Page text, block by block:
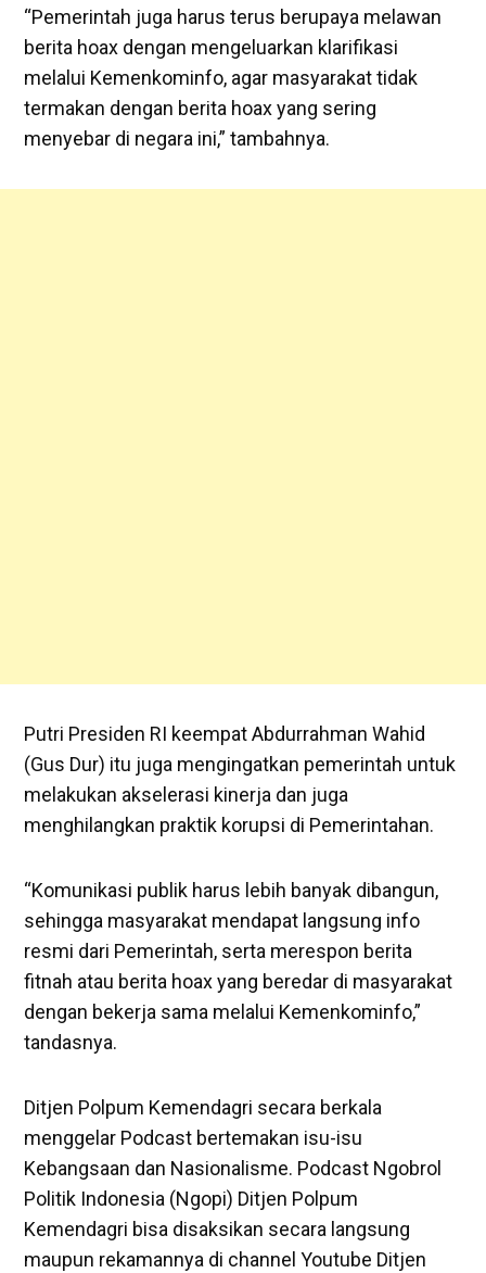
“Pemerintah juga harus terus berupaya melawan
berita hoax dengan mengeluarkan klarifikasi
melalui Kemenkominfo, agar masyarakat tidak
termakan dengan berita hoax yang sering
menyebar di negara ini,” tambahnya.
Putri Presiden RI keempat Abdurrahman Wahid
(Gus Dur) itu juga mengingatkan pemerintah untuk
melakukan akselerasi kinerja dan juga
menghilangkan praktik korupsi di Pemerintahan.
“Komunikasi publik harus lebih banyak dibangun,
sehingga masyarakat mendapat langsung info
resmi dari Pemerintah, serta merespon berita
fitnah atau berita hoax yang beredar di masyarakat
dengan bekerja sama melalui Kemenkominfo,”
tandasnya.
Ditjen Polpum Kemendagri secara berkala
menggelar Podcast bertemakan isu-isu
Kebangsaan dan Nasionalisme. Podcast Ngobrol
Politik Indonesia (Ngopi) Ditjen Polpum
Kemendagri bisa disaksikan secara langsung
maupun rekamannya di channel Youtube Ditjen